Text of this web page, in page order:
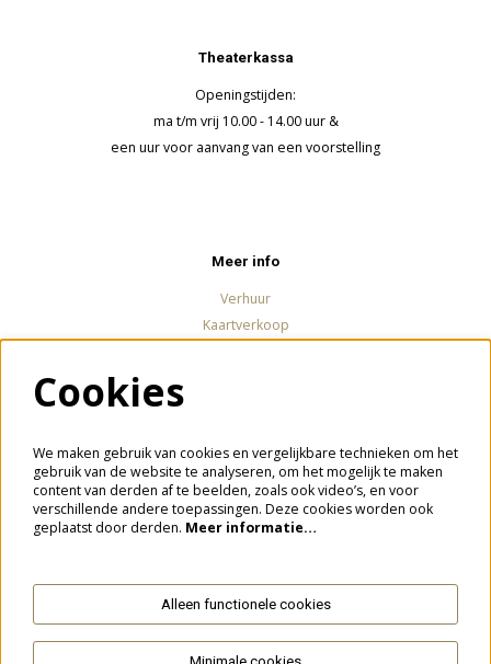
Theaterkassa
Openingstijden:
ma t/m vrij 10.00 - 14.00 uur &
een uur voor aanvang van een voorstelling
Meer info
Verhuur
Kaartverkoop
Meld je aan voor de nieuwsbrief
Aanmelden
Cookies
We maken gebruik van cookies en vergelijkbare technieken om het
gebruik van de website te analyseren, om het mogelijk te maken
content van derden af te beelden, zoals ook video’s, en voor
verschillende andere toepassingen. Deze cookies worden ook
geplaatst door derden. Meer informatie…
Alleen functionele cookies